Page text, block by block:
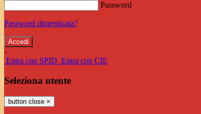
Password
Password dimenticata?
-
Entra con SPID Entra con CIE
Seleziona utente
button close ×